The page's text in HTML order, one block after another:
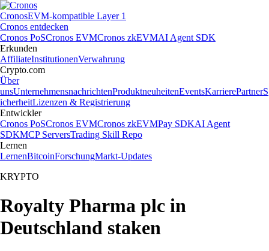
CronosEVM-kompatible Layer 1
Cronos entdecken
Cronos PoSCronos EVMCronos zkEVMAI Agent SDK
Erkunden
AffiliateInstitutionenVerwahrung
Crypto.com
Über
unsUnternehmensnachrichtenProduktneuheitenEventsKarrierePartnerS
icherheitLizenzen & Registrierung
Entwickler
Cronos PoSCronos EVMCronos zkEVMPay SDKAI Agent
SDKMCP ServersTrading Skill Repo
Lernen
LernenBitcoinForschungMarkt-Updates
KRYPTO
Royalty Pharma plc in
Deutschland staken